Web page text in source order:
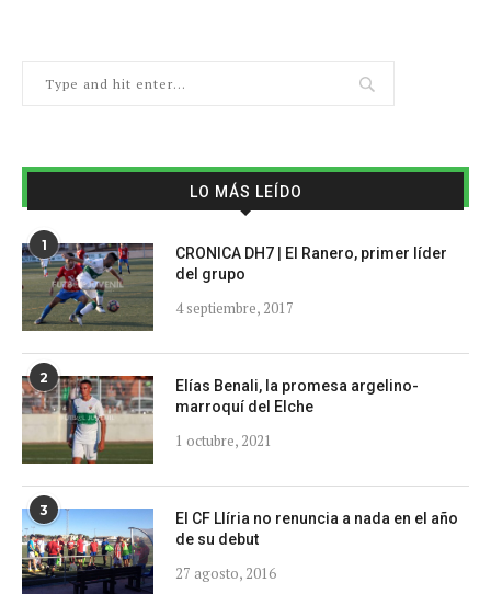
LO MÁS LEÍDO
1
CRONICA DH7 | El Ranero, primer líder
del grupo
4 septiembre, 2017
2
Elías Benali, la promesa argelino-
marroquí del Elche
1 octubre, 2021
3
El CF Llíria no renuncia a nada en el año
de su debut
27 agosto, 2016